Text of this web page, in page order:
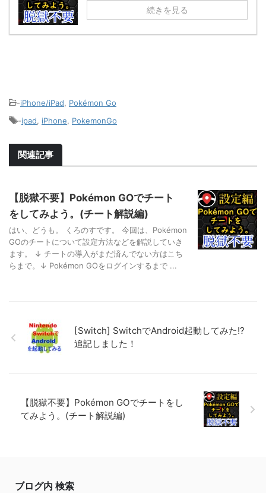
続きを見る
-iPhone/iPad, Pokémon Go
-ipad, iPhone, PokemonGo
関連記事
【脱獄不要】Pokémon GOでチート
をしてみよう。(チート解説編)
はい、どうも。 くろのすです。 今回は、Pokémon
GOのチートについて設定方法などを解説していき
ます。 ↓ チートの導入がまだ済んでない方はこち
らまで。↓ Pokémon GOをログインするまで ...
[Switch] SwitchでAndroid起動してみた!?
追記しました！
【脱獄不要】Pokémon GOでチートをし
てみよう。(チート解説編)
ブログ内 検索